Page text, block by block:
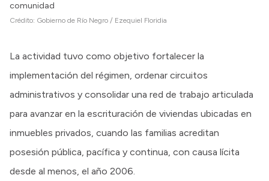
comunidad
Crédito: Gobierno de Río Negro / Ezequiel Floridia
La actividad tuvo como objetivo fortalecer la
implementación del régimen, ordenar circuitos
administrativos y consolidar una red de trabajo articulada
para avanzar en la escrituración de viviendas ubicadas en
inmuebles privados, cuando las familias acreditan
posesión pública, pacífica y continua, con causa lícita
desde al menos, el año 2006.